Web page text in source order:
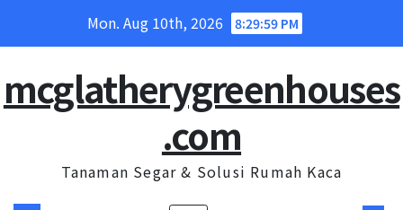
Mon. Aug 10th, 2026 8:30:00 PM
mcglatherygreenhouses
.com
Tanaman Segar & Solusi Rumah Kaca